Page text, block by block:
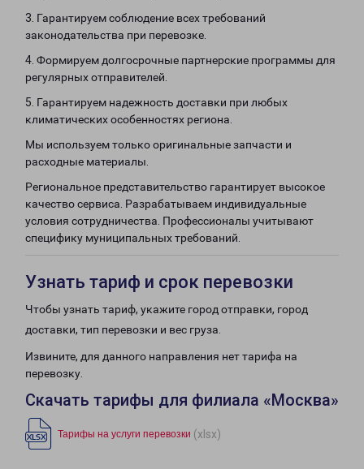
3. Гарантируем соблюдение всех требований
законодательства при перевозке.
4. Формируем долгосрочные партнерские программы для
регулярных отправителей.
5. Гарантируем надежность доставки при любых
климатических особенностях региона.
Мы используем только оригинальные запчасти и
расходные материалы.
Региональное представительство гарантирует высокое
качество сервиса. Разрабатываем индивидуальные
условия сотрудничества. Профессионалы учитывают
специфику муниципальных требований.
Узнать тариф и срок перевозки
Чтобы узнать тариф, укажите город отправки, город
доставки, тип перевозки и вес груза.
Извините, для данного направления нет тарифа на
перевозку.
Скачать тарифы для филиала «Москва»
Тарифы на услуги перевозки (xlsx)